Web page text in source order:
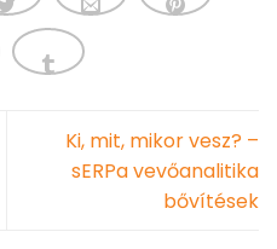
Ki, mit, mikor vesz? –
sERPa vevőanalitika
bővítések